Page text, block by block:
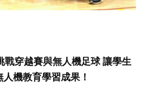
戰穿越賽與無人機足球 讓學生
機教育學習成果！